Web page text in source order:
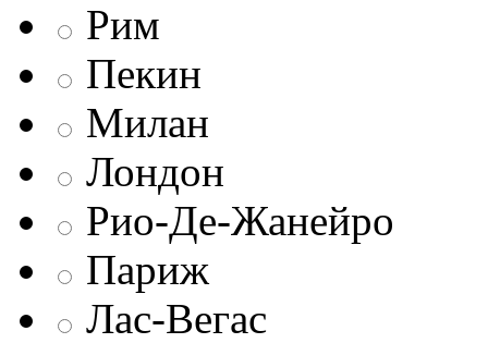
Рим
Пекин
Милан
Лондон
Рио-Де-Жанейро
Париж
Лас-Вегас